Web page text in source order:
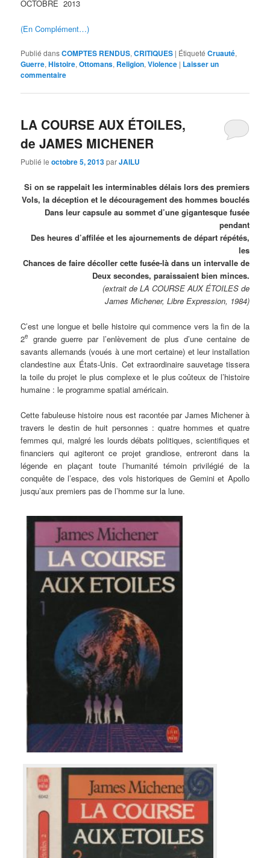
OCTOBRE 2013
(En Complément…)
Publié dansCOMPTES RENDUS,CRITIQUES | Étiqueté Cruauté,
Guerre,Histoire,Ottomans, Religion,Violence | Laisser un
commentaire
LA COURSE AUX ÉTOILES,
de JAMES MICHENER
Publié leoctobre 5, 2013parJAILU
Si on se rappelait les interminables délais lors des premiers
Vols, la déception et le découragement des hommes bouclés
Dans leur capsule au sommet d’une gigantesque fusée
pendant
Des heures d’affilée et les ajournements de départ répétés,
les
Chances de faire décoller cette fusée-là dans un intervalle de
Deux secondes, paraissaient bien minces.
(extrait de LA COURSE AUX ÉTOILES de
James Michener, Libre Expression, 1984)
C’est une longue et belle histoire qui commence vers la fin de la
2e
grande guerre par l’enlèvement de plus d’une centaine de
savants allemands (voués à une mort certaine) et leur installation
clandestine aux États-Unis. Cet extraordinaire sauvetage tissera
la toile du projet le plus complexe et le plus coûteux de l’histoire
humaine : le programme spatial américain.
Cette fabuleuse histoire nous est racontée par James Michener à
travers le destin de huit personnes : quatre hommes et quatre
femmes qui, malgré les lourds débats politiques, scientifiques et
financiers qui agiteront ce projet grandiose, entreront dans la
légende en plaçant toute l’humanité témoin privilégié de la
conquête de l’espace, des vols historiques de Gemini et Apollo
jusqu’aux premiers pas de l’homme sur la lune.